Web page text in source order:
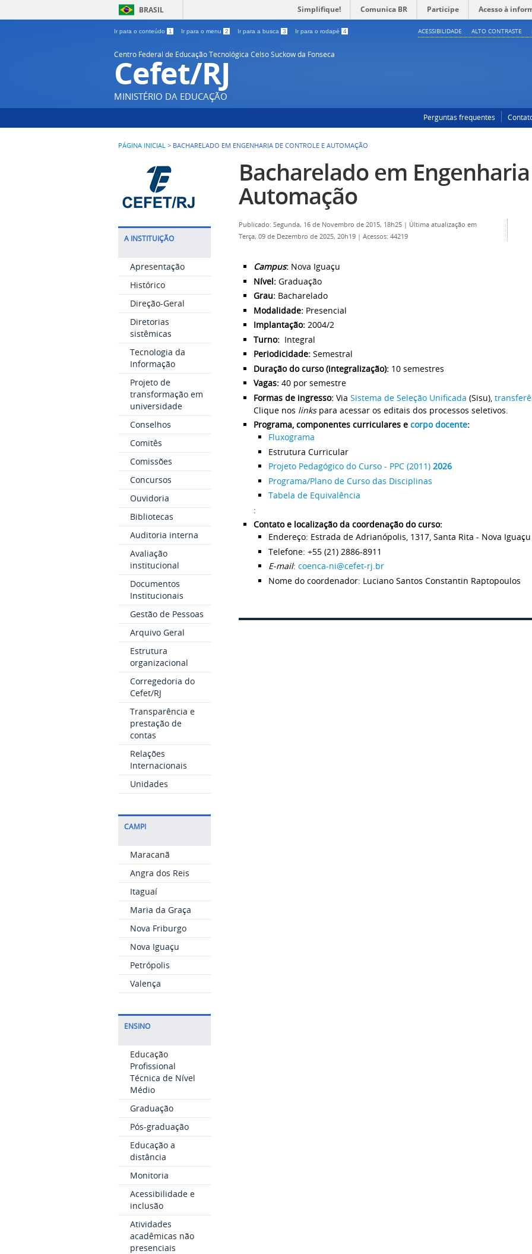
BRASIL Simplifique! Comunica BR Participe Acesso à
Ir para o conteúdo 1 Ir para o menu 2 Ir para a busca 3 Ir para o rodapé 4 ACESSIBILIDADE ALTO CONTRASTE
Centro Federal de Educação Tecnológica Celso Suckow da Fonseca
Cefet/RJ
MINISTÉRIO DA EDUCAÇÃO
Perguntas frequentes
PÁGINA INICIAL > BACHARELADO EM ENGENHARIA DE CONTROLE E AUTOMAÇÃO
A INSTITUIÇÃO
Apresentação
Histórico
Direção-Geral
Diretorias
sistêmicas
Tecnologia da
Informação
Projeto de
transformação em
universidade
Conselhos
Comitês
Comissões
Concursos
Ouvidoria
Bibliotecas
Auditoria interna
Avaliação
institucional
Documentos
Institucionais
Gestão de Pessoas
Arquivo Geral
Estrutura
organizacional
Corregedoria do
Cefet/RJ
Transparência e
prestação de
contas
Relações
Internacionais
Unidades
CAMPI
Maracanã
Angra dos Reis
Itaguaí
Maria da Graça
Nova Friburgo
Nova Iguaçu
Petrópolis
Valença
ENSINO
Educação
Profissional
Técnica de Nível
Médio
Graduação
Pós-graduação
Educação a
distância
Monitoria
Acessibilidade e
inclusão
Atividades
acadêmicas não
presenciais
Bacharelado em
Automação
Publicado: Segunda, 16 de Novembro de 2015, 18h25 | Última atualização em
Terça, 09 de Dezembro de 2025, 20h19 | Acessos: 44219
Campus: Nova Iguaçu
Nível: Graduação
Grau: Bacharelado
Modalidade: Presencial
Implantação: 2004/2
Turno: Integral
Periodicidade: Semestral
Duração do curso (integralização): 10 semestres
Vagas: 40 por semestre
Formas de ingresso: Via Sistema de Seleção Unificada (Sisu),
Clique nos linkspara acessar os editais dos processos seletivos.
Programa, componentes curriculares e corpo docente:
Fluxograma
Estrutura Curricular
Projeto Pedagógico do Curso - PPC (2011) 2026
Programa/Plano de Curso das Disciplinas
Tabela de Equivalência
:
Contato e localização da coordenação do curso:
Endereço: Estrada de Adrianópolis, 1317, Santa Rita - Nova Iguaçu
Telefone: +55 (21) 2886-8911
E-mail: coenca-ni@cefet-rj.br
Nome do coordenador: Luciano Santos Constantin Raptopoulos